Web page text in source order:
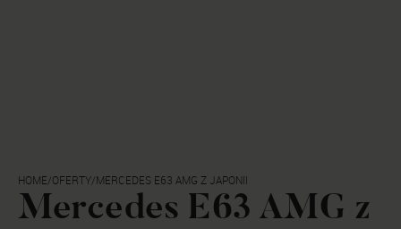
HOME/OFERTY/MERCEDES E63 AMG Z JAPONII
Mercedes E63 AMG z